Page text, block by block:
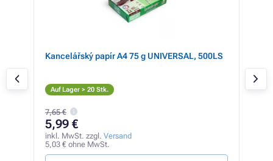
Kancelářský papír A4 75 g UNIVERSAL, 500LS
Auf Lager > 20 Stk.
7,65 €
5,99 €
inkl. MwSt. zzgl. Versand
5,03 € ohne MwSt.